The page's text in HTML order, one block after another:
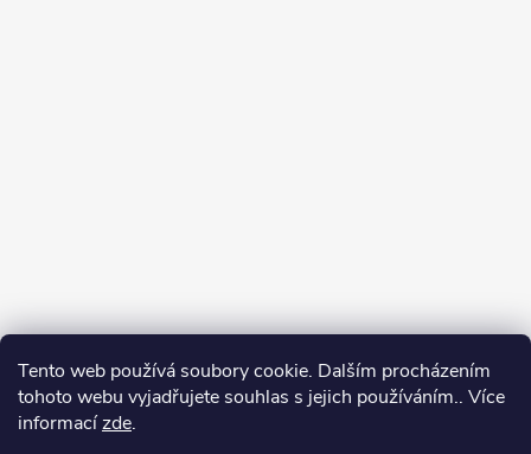
Tento web používá soubory cookie. Dalším procházením
tohoto webu vyjadřujete souhlas s jejich používáním.. Více
informacízde.